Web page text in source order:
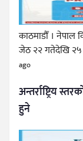
काठमाडौँ । नेपाल
जेठ २२ गतेदेखि २५
ago
अन्तर्राष्ट्रिय
हुने